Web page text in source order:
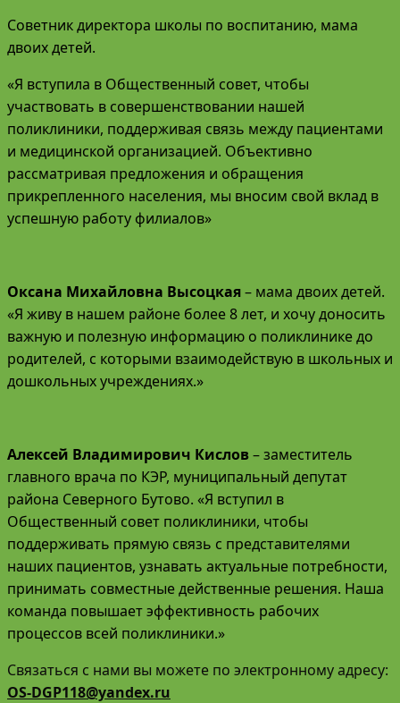
Советник директора школы по воспитанию, мама
двоих детей.
«Я вступила в Общественный совет, чтобы
участвовать в совершенствовании нашей
поликлиники, поддерживая связь между пациентами
и медицинской организацией. Объективно
рассматривая предложения и обращения
прикрепленного населения, мы вносим свой вклад в
успешную работу филиалов»
Оксана Михайловна Высоцкая– мама двоих детей.
«Я живу в нашем районе более 8 лет, и хочу доносить
важную и полезную информацию о поликлинике до
родителей, с которыми взаимодействую в школьных и
дошкольных учреждениях.»
Алексей Владимирович Кислов– заместитель
главного врача по КЭР, муниципальный депутат
района Северного Бутово. «Я вступил в
Общественный совет поликлиники, чтобы
поддерживать прямую связь с представителями
наших пациентов, узнавать актуальные потребности,
принимать совместные действенные решения. Наша
команда повышает эффективность рабочих
процессов всей поликлиники.»
Связаться с нами вы можете по электронному адресу:
OS-DGP118@yandex.ru